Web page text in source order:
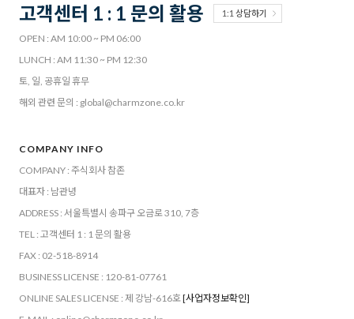
고객센터 1 : 1 문의 활용 1:1 상담하기
OPEN : AM 10:00 ~ PM 06:00
LUNCH : AM 11:30 ~ PM 12:30
토, 일, 공휴일 휴무
해외 관련 문의 : global@charmzone.co.kr
COMPANY INFO
COMPANY : 주식회사 참존
대표자 : 남관녕
ADDRESS : 서울특별시 송파구 오금로 310, 7층
TEL : 고객센터 1 : 1 문의 활용
FAX : 02-518-8914
BUSINESS LICENSE : 120-81-07761
ONLINE SALES LICENSE : 제 강남-616호[사업자정보확인]